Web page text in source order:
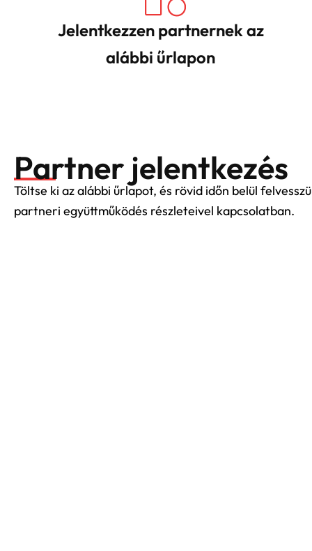
Jelentkezzen partnernek az
alábbi űrlapon
Partner jelentkezés
Töltse ki az alábbi űrlapot, és rövid időn belül
partneri együttműködés részleteivel kapcsolatban.